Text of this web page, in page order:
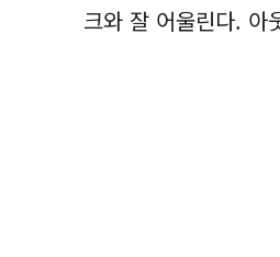
크와 잘 어울린다. 아